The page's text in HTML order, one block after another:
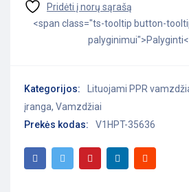
<span class="ts-tooltip button-
Kategorijos: Lituojami PPR
įranga, Vamzdžiai
Prekės kodas:
V1HPT-35636